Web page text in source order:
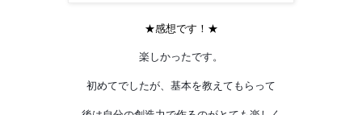
★感想です！★
楽しかったです。
初めてでしたが、基本を教えてもらって